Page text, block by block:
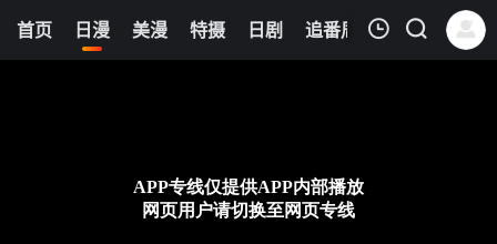
首页 日漫 美漫 特摄 日剧 追番周表 今日更新
0
清空